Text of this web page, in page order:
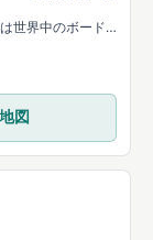
世界中のボード
席と個室、予
地図